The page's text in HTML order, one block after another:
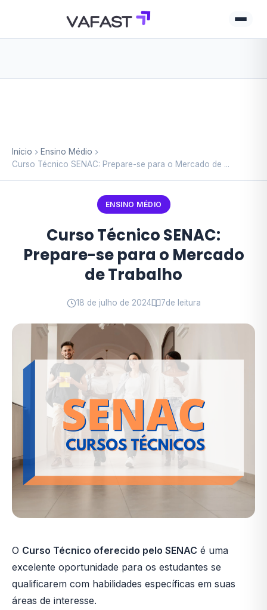
Início
Ensino Médio
Curso Técnico SENAC: Prepare-se para o Mercado de ...
ENSINO MÉDIO
Curso Técnico SENAC:
Prepare-se para o Mercado
de Trabalho
18 de julho de 2024 7de leitura
O Curso Técnico oferecido pelo SENAC é uma
excelente oportunidade para os estudantes se
qualificarem com habilidades específicas em suas
áreas de interesse.